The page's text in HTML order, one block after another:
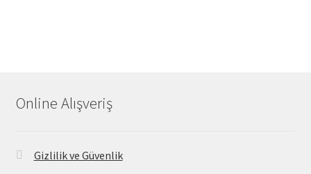
Online Alışveriş
Gizlilik ve Güvenlik